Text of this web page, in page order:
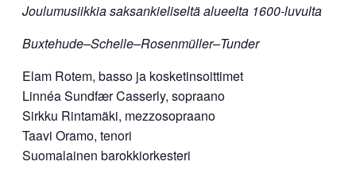
Joulumusiikkia saksankieliseltä alueelta 1600-luvulta
Buxtehude–Schelle–Rosenmüller–Tunder
Elam Rotem, basso ja kosketinsoittimet
Linnéa Sundfær Casserly, sopraano
Sirkku Rintamäki, mezzosopraano
Taavi Oramo, tenori
Suomalainen barokkiorkesteri